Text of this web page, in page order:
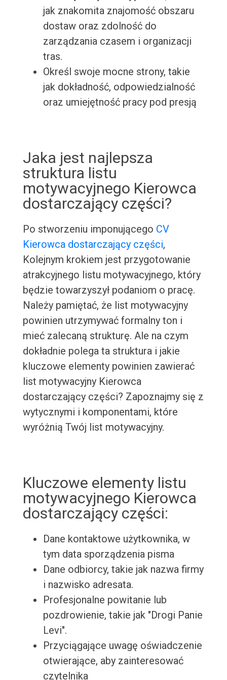
jak znakomita znajomość obszaru
dostaw oraz zdolność do
zarządzania czasem i organizacji
tras.
Określ swoje mocne strony, takie
jak dokładność, odpowiedzialność
oraz umiejętność pracy pod presją
Jaka jest najlepsza
struktura listu
motywacyjnego Kierowca
dostarczający części?
Po stworzeniu imponującego CV
Kierowca dostarczający części,
Kolejnym krokiem jest przygotowanie
atrakcyjnego listu motywacyjnego, który
będzie towarzyszył podaniom o pracę.
Należy pamiętać, że list motywacyjny
powinien utrzymywać formalny ton i
mieć zalecaną strukturę. Ale na czym
dokładnie polega ta struktura i jakie
kluczowe elementy powinien zawierać
list motywacyjny Kierowca
dostarczający części? Zapoznajmy się z
wytycznymi i komponentami, które
wyróżnią Twój list motywacyjny.
Kluczowe elementy listu
motywacyjnego Kierowca
dostarczający części:
Dane kontaktowe użytkownika, w
tym data sporządzenia pisma
Dane odbiorcy, takie jak nazwa firmy
i nazwisko adresata.
Profesjonalne powitanie lub
pozdrowienie, takie jak "Drogi Panie
Levi".
Przyciągające uwagę oświadczenie
otwierające, aby zainteresować
czytelnika